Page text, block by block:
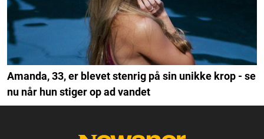
Amanda, 33, er blevet stenrig på sin unikke krop - se
nu når hun stiger op ad vandet